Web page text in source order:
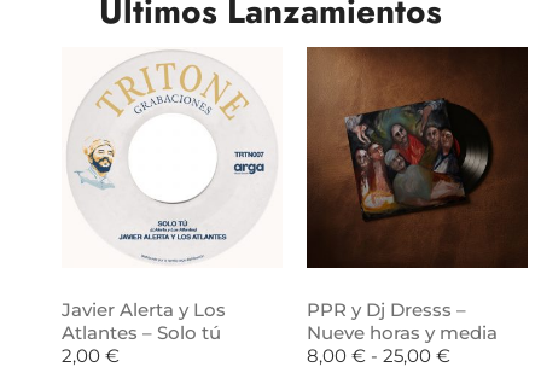
Últimos Lanzamientos
Javier Alerta y Los
Atlantes – Solo tú
2,00 €
PPR y Dj Dresss –
Nueve horas y media
8,00 € - 25,00 €